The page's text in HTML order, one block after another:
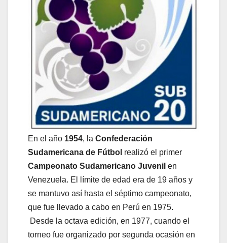
En el año 1954, la Confederación
Sudamericana de Fútbol realizó el primer
Campeonato Sudamericano Juvenil en
Venezuela. El límite de edad era de 19 años y
se mantuvo así hasta el séptimo campeonato,
que fue llevado a cabo en Perú en 1975.
Desde la octava edición, en 1977, cuando el
torneo fue organizado por segunda ocasión en